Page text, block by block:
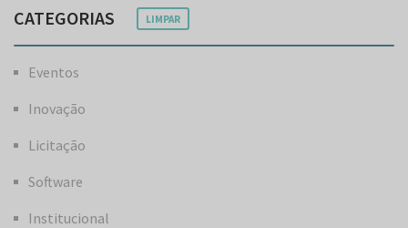
CATEGORIAS LIMPAR
Eventos
Inovação
Licitação
Software
Institucional